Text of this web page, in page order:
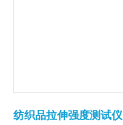
纺织品拉伸强度测试仪